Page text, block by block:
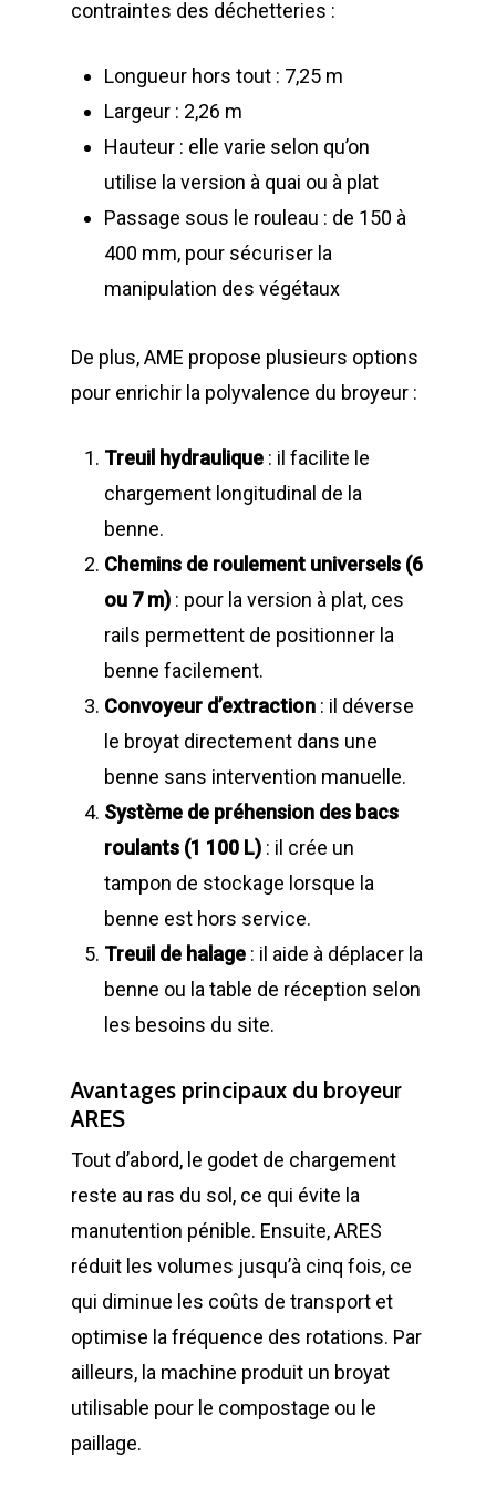
contraintes des déchetteries :
Longueur hors tout : 7,25 m
Largeur : 2,26 m
Hauteur : elle varie selon qu’on
utilise la version à quai ou à plat
Passage sous le rouleau : de 150 à
400 mm, pour sécuriser la
manipulation des végétaux
De plus, AME propose plusieurs options
pour enrichir la polyvalence du broyeur :
Treuil hydraulique : il facilite le
chargement longitudinal de la
benne.
Chemins de roulement universels (6
ou 7 m) : pour la version à plat, ces
rails permettent de positionner la
benne facilement.
Convoyeur d’extraction : il déverse
le broyat directement dans une
benne sans intervention manuelle.
Système de préhension des bacs
roulants (1 100 L) : il crée un
tampon de stockage lorsque la
benne est hors service.
Treuil de halage : il aide à déplacer la
benne ou la table de réception selon
les besoins du site.
Avantages principaux du broyeur
ARES
Tout d’abord, le godet de chargement
reste au ras du sol, ce qui évite la
manutention pénible. Ensuite, ARES
réduit les volumes jusqu’à cinq fois, ce
qui diminue les coûts de transport et
optimise la fréquence des rotations. Par
ailleurs, la machine produit un broyat
utilisable pour le compostage ou le
paillage.
Historique et projets
Notre culture
Nos infrastructures
Nos équipes
Nos partenaires
PRODUITS
Compacteurs à
Postes Fixes vérins
courts
Monoblocs
Options
Installations
Bennes ampliroll
Bennes SUPER
Bennes ROK
Bennes spéciales
Bennes de Collecte
Conteneurs
Matériels de
Bennes amovibles
Conteneurs
Système de
pour bennes
Concept ECOPAKT
Déchetterie à plat
Déchetterie Mobile
Synthèse de notre
déchetteries
MAINTENANCE
CONTACT
FR
EN
Environnement
Déchetteries
Gillard Solutions
Gillard City
77590 BOIS LE ROI
contact@gillard-sas.fr